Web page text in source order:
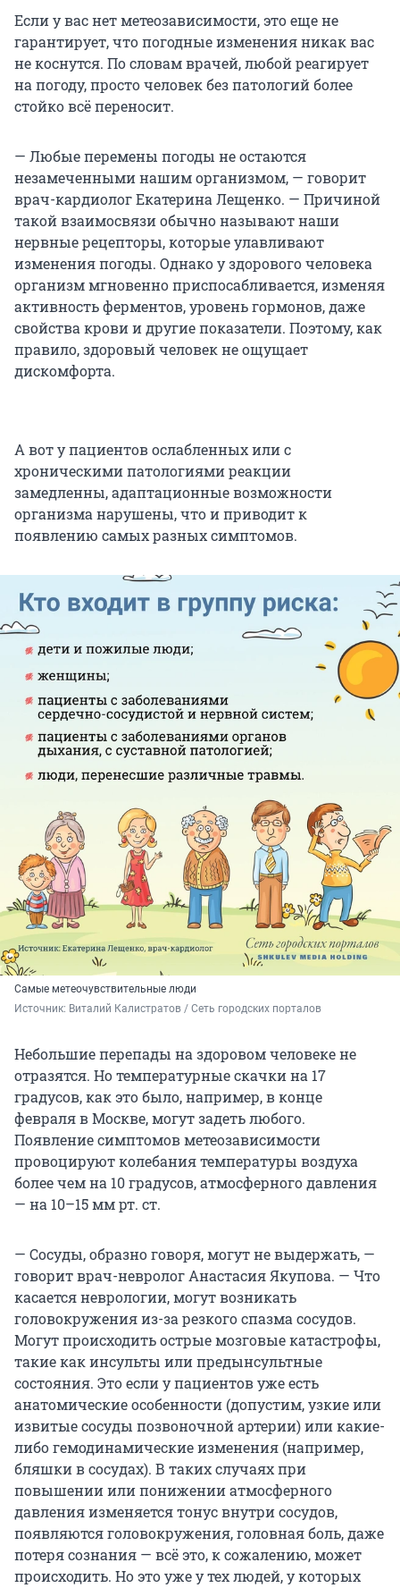
Если у вас нет метеозависимости, это еще не
гарантирует, что погодные изменения никак вас
не коснутся. По словам врачей, любой реагирует
на погоду, просто человек без патологий более
стойко всё переносит.
— Любые перемены погоды не остаются
незамеченными нашим организмом, — говорит
врач-кардиолог Екатерина Лещенко. — Причиной
такой взаимосвязи обычно называют наши
нервные рецепторы, которые улавливают
изменения погоды. Однако у здорового человека
организм мгновенно приспосабливается, изменяя
активность ферментов, уровень гормонов, даже
свойства крови и другие показатели. Поэтому, как
правило, здоровый человек не ощущает
дискомфорта.
А вот у пациентов ослабленных или с
хроническими патологиями реакции
замедленны, адаптационные возможности
организма нарушены, что и приводит к
появлению самых разных симптомов.
Самые метеочувствительные люди
Источник: Виталий Калистратов / Сеть городских порталов
Небольшие перепады на здоровом человеке не
отразятся. Но температурные скачки на 17
градусов, как это было, например, в конце
февраля в Москве, могут задеть любого.
Появление симптомов метеозависимости
провоцируют колебания температуры воздуха
более чем на 10 градусов, атмосферного давления
— на 10–15 мм рт. ст.
— Сосуды, образно говоря, могут не выдержать, —
говорит врач-невролог Анастасия Якупова. — Что
касается неврологии, могут возникать
головокружения из-за резкого спазма сосудов.
Могут происходить острые мозговые катастрофы,
такие как инсульты или предынсультные
состояния. Это если у пациентов уже есть
анатомические особенности (допустим, узкие или
извитые сосуды позвоночной артерии) или какие-
либо гемодинамические изменения (например,
бляшки в сосудах). В таких случаях при
повышении или понижении атмосферного
давления изменяется тонус внутри сосудов,
появляются головокружения, головная боль, даже
потеря сознания — всё это, к сожалению, может
происходить. Но это уже у тех людей, у которых